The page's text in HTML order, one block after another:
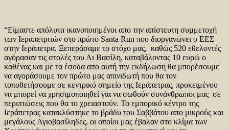
“Είμαστε απόλυτα ικανοποιημένοι απο την απίστευτη συμμετοχή
των Ιεραπετριτών στο πρώτο Santa Run που διοργανώνει ο ΕΕΣ
στην Ιεράπετρα. Ξεπεράσαμε το στόχο μας, καθώς 520 εθελοντές
αγόρασαν τις στολές του Αι Βασίλη, καταβάλοντας 10 ευρώ ο
καθένας και με τα έσοδα απο αυτή την εκδήλωση θα μπορέσουμε
να αγοράσουμε τον πρώτο μας απινιδωτή που θα τον
τοποθετήσουμε σε κεντρικό σημείο της Ιεράπετρας, προκειμένου
να μπορεί να χρησιμοποιηθεί για να σωθούν συνάνθρωποι μας σε
περιπτώσεις που θα το χρειαστούν. Το εμπορικό κέντρο της
Ιεράπετρας κατακλύστηκε το βράδυ του Σαββάτου απο μικρούς και
μεγάλους Αγιοβασίληδες, οι οποίοι μας έβαλαν στο κλίμα των